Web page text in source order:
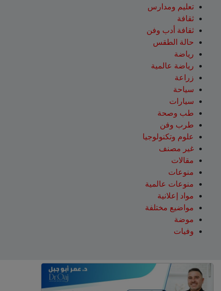
تعليم ومدارس
ثقافة
ثقافة أدب وفن
حالة الطقس
رياضة
رياضة عالمية
زراعة
سياحة
سيارات
طب وصحة
طرب وفن
علوم وتكنولوجيا
غير مصنف
مقالات
منوعات
منوعات عالمية
مواد إعلانية
مواضيع مختلفة
موضة
وفيات